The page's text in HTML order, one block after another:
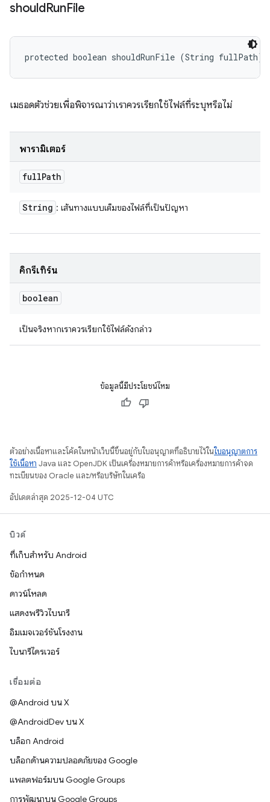
shouldRunFile
protected boolean shouldRunFile (String fullPath)
เมธอดตัวช่วยเพื่อพิจารณาว่าเราควรเรียกใช้ไฟล์ที่ระบุหรือไม่
พารามิเตอร์
fullPath
String : เส้นทางแบบเต็มของไฟล์ที่เป็นปัญหา
คิกรีเทิร์น
boolean
เป็นจริงหากเราควรเรียกใช้ไฟล์ดังกล่าว
ข้อมูลนี้มีประโยชน์ไหม
ตัวอย่างเนื้อหาและโค้ดในหน้าเว็บนี้ขึ้นอยู่กับใบอนุญาตที่อธิบายไว้ในใบอนุญาตการ
ใช้เนื้อหา Java และ OpenJDK เป็นเครื่องหมายการค้าหรือเครื่องหมายการค้าจด
ทะเบียนของ Oracle และ/หรือบริษัทในเครือ
อัปเดตล่าสุด 2025-12-04 UTC
บิวด์
ที่เก็บสำหรับ Android
ข้อกำหนด
ดาวน์โหลด
แสดงพรีวิวไบนารี
อิมเมจเวอร์ชันโรงงาน
ไบนารีไดรเวอร์
เชื่อมต่อ
@Android บน X
@AndroidDev บน X
บล็อก Android
บล็อกด้านความปลอดภัยของ Google
แพลตฟอร์มบน Google Groups
การพัฒนาบน Google Groups